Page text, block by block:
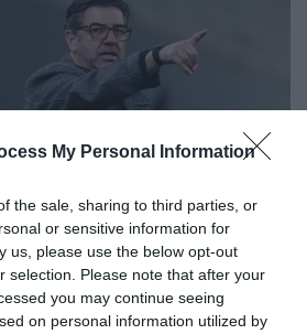
My Personal Information
the sale, sharing to third parties, or
or sensitive information for
us, please use the below opt-out
selection. Please note that after your
you may continue seeing
on personal information utilized by